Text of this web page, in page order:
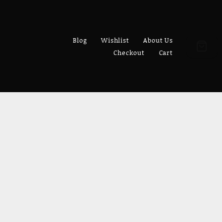
Blog Wishlist
About Us
Checkout
Cart